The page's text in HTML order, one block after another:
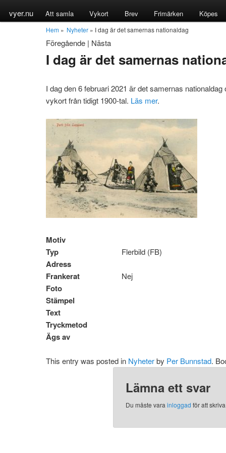
vyer.nu Att samla Vykort Brev Frimärken Köpes
Hem » Nyheter » I dag är det samernas nationaldag
Föregående | Nästa
I dag är det samernas
I dag den 6 februari 2021 är det samernas
vykort från tidigt 1900-tal. Läs mer.
Motiv
Typ
Flerbild (FB)
Adress
Frankerat
Nej
Foto
Stämpel
Text
Tryckmetod
Ägs av
This entry was posted in Nyheterby Per Bunnstad.
Lämna ett svar
Du måste varainloggad för att